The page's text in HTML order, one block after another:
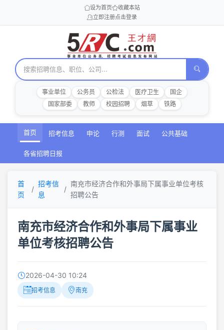
设为首页
收藏本站
立即注册点击登录
事业单位 公务员 公检法 医疗卫生
国企
国家部委
教师 校园招聘 烟草 铁路
首页 招考信息 申论 行测 面试 公共基础
各省招聘日报
首
页
招考信
息
南充市经济合作和外事局下属事业单位考核
招聘公告
南充市经济合作和外事局下属事业
单位考核招聘公告
2026-04-30 10:24
招考信息 南充